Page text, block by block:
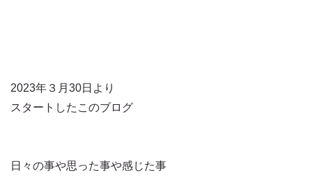
2023年３月30日より
スタートしたこのブログ
日々の事や思った事や感じた事